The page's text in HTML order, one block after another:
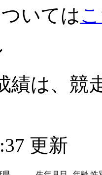
いては
績は、競
更新